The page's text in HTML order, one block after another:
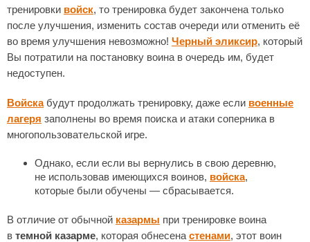
тренировки войск, то тренировка будет закончена только
после улучшения, изменить состав очереди или отменить её
во время улучшения невозможно! Черный эликсир, который
Вы потратили на постановку воина в очередь им, будет
недоступен.
Войскабудут продолжать тренировку, даже если военные
лагеря заполнены во время поиска и атаки соперника в
многопользовательской игре.
Однако, если если вы вернулись в свою деревню,
не использовав имеющихся воинов, войска,
которые были обучены — сбрасывается.
В отличие от обычной казармы при тренировке воина
в темной казарме, которая обнесена стенами, этот воин